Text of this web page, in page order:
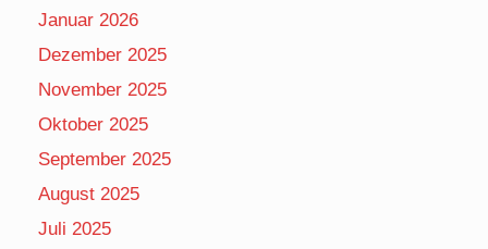
Januar 2026
Dezember 2025
November 2025
Oktober 2025
September 2025
August 2025
Juli 2025